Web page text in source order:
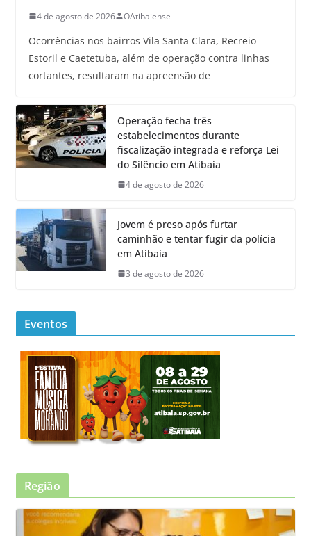
4 de agosto de 2026 OAtibaiense
Ocorrências nos bairros Vila Santa Clara, Recreio
Estoril e Caetetuba, além de operação contra linhas
cortantes, resultaram na apreensão de
Operação fecha três
estabelecimentos durante
fiscalização integrada e reforça Lei
do Silêncio em Atibaia
4 de agosto de 2026
Jovem é preso após furtar
caminhão e tentar fugir da polícia
em Atibaia
3 de agosto de 2026
Eventos
Região